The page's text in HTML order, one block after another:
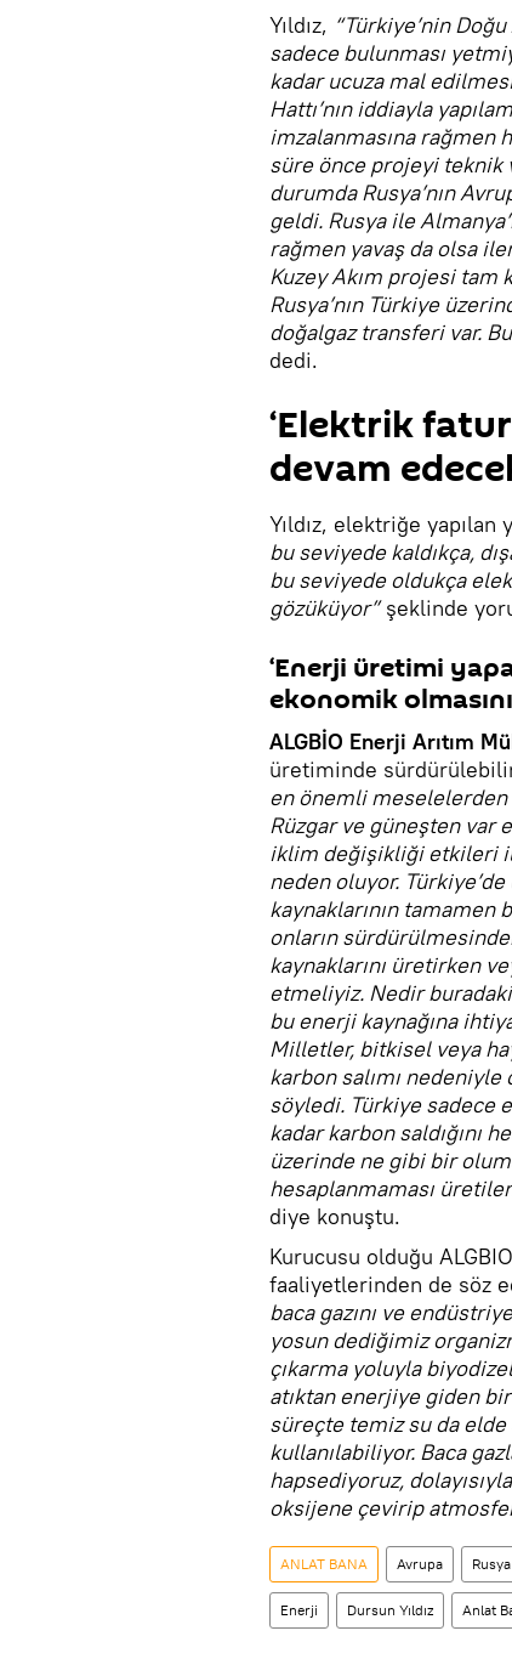
Yıldız, “Türkiye’nin
sadece bulunması
kadar ucuza mal
Hattı’nın iddiayla
imzalanmasına rağmen
süre önce projeyi teknik
durumda Rusya’nın
geldi. Rusya ile
rağmen yavaş da olsa
Kuzey Akım projesi tam
Rusya’nın Türkiye
doğalgaz transferi var.
dedi.
‘Elektrik
devam
Yıldız, elektriğe yapılan
bu seviyede kaldıkça,
bu seviyede oldukça
gözüküyor”şeklinde
‘Enerji üretimi
ekonomik
ALGBİO Enerji Arıtım
üretiminde
en önemli
Rüzgar ve güneşten var
iklim değişikliği etkileri
neden oluyor.
kaynaklarının
onların
kaynaklarını üretirken
etmeliyiz. Nedir
bu enerji kaynağına
Milletler, bitkisel veya
karbon salımı
söyledi. Türkiye sadece
kadar karbon saldığını
üzerinde ne gibi bir
hesaplanmaması
diye konuştu.
Kurucusu olduğu
faaliyetlerinden de söz
baca gazını ve
yosun dediğimiz
çıkarma yoluyla
atıktan enerjiye giden
süreçte temiz su da
kullanılabiliyor. Baca
hapsediyoruz,
oksijene çevirip
ANLAT BANA Avrupa Rusya
Enerji Dursun Yıldız Anlat